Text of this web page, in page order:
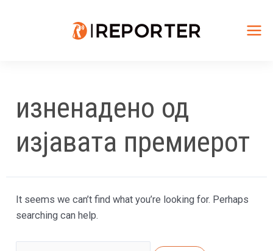
изненадено од
изјавата премиерот
It seems we can’t find what you’re looking for. Perhaps
searching can help.